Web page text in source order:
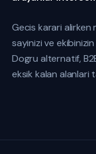
Gecis karari alirken
sayinizi ve
Dogru alternatif,
eksik kalan alanlari